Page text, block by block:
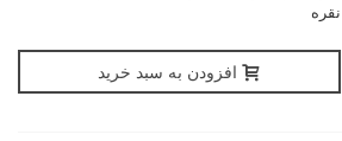
نقره
افزودن به سبد خرید